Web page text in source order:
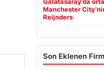
Galatasaray’da
Manchester
Reijnders
Son Eklenen